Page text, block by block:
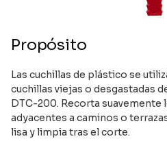
Propósito
Las cuchillas de plástico se
cuchillas viejas o desgastadas
DTC-200. Recorta suavemente
adyacentes a caminos o
lisa y limpia tras el corte.